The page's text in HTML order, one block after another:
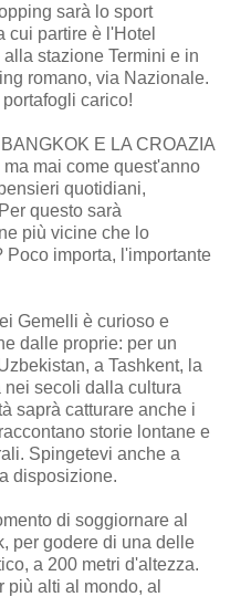
sarà lo sport
cui partire è l'Hotel
stazione Termini e in
romano, via Nazionale.
carico!
E LA CROAZIA
mai come quest'anno
quotidiani,
questo sarà
più vicine che lo
Poco importa, l'importante
Gemelli è curioso e
dalle proprie: per un
a Tashkent, la
nei secoli dalla cultura
saprà catturare anche i
storie lontane e
Spingetevi anche a
disposizione.
di soggiornare al
per godere di una delle
a 200 metri d'altezza.
più alti al mondo, al